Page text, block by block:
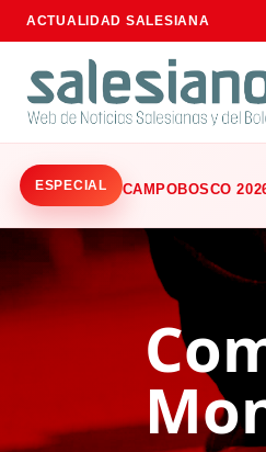
ACTUALIDAD SALESIANA
ESPECIAL CAMPOBOSCO